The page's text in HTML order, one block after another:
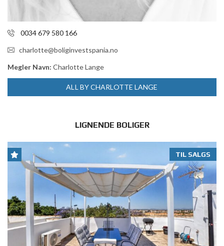
0034 679 580 166
charlotte@boliginvestspania.no
Megler Navn: Charlotte Lange
ALL BY CHARLOTTE LANGE
LIGNENDE BOLIGER
TIL SALGS